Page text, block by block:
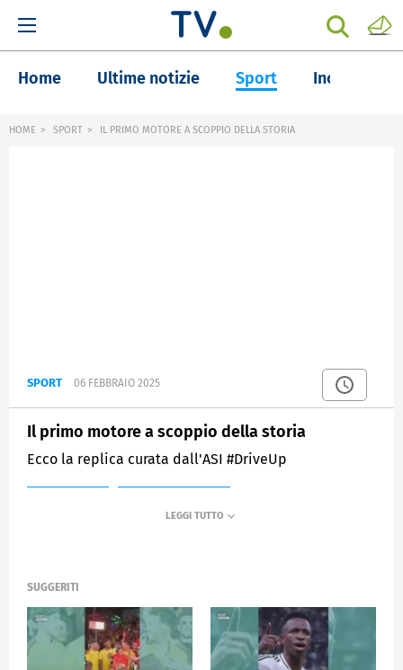
Home Ultime notizie Sport Inchieste
HOME SPORT IL PRIMO MOTORE A SCOPPIO DELLA STORIA
SPORT 06 FEBBRAIO 2025
Il primo motore a scoppio della storia
Ecco la replica curata dall'ASI #DriveUp
SUGGERITI